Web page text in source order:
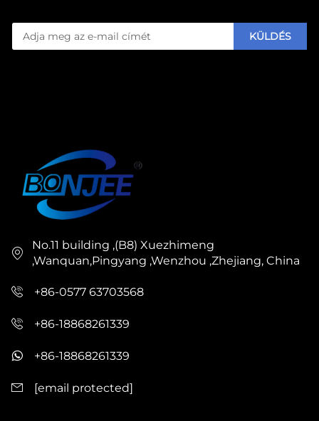
KÜLDÉS
No.11 building ,(B8) Xuezhimeng
,Wanquan,Pingyang ,Wenzhou ,Zhejiang, China
+86-0577 63703568
+86-18868261339
+86-18868261339
[email protected]